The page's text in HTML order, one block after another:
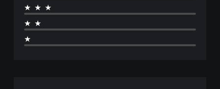
★★★
★★
★